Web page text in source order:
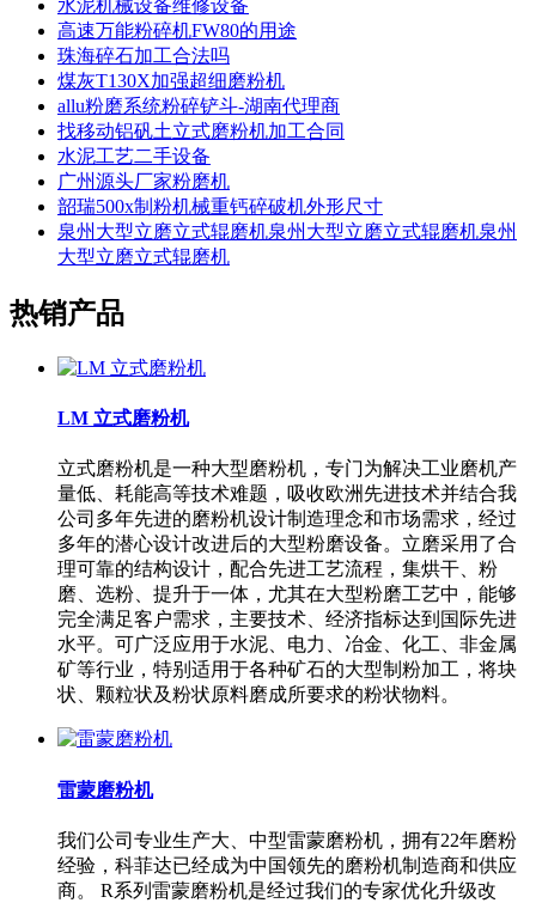
水泥机械设备维修设备
高速万能粉碎机FW80的用途
珠海碎石加工合法吗
煤灰T130X加强超细磨粉机
allu粉磨系统粉碎铲斗-湖南代理商
找移动铝矾土立式磨粉机加工合同
水泥工艺二手设备
广州源头厂家粉磨机
韶瑞500x制粉机械重钙碎破机外形尺寸
泉州大型立磨立式辊磨机泉州大型立磨立式辊磨机泉州
大型立磨立式辊磨机
热销产品
LM 立式磨粉机
立式磨粉机是一种大型磨粉机，专门为解决工业磨机产
量低、耗能高等技术难题，吸收欧洲先进技术并结合我
公司多年先进的磨粉机设计制造理念和市场需求，经过
多年的潜心设计改进后的大型粉磨设备。立磨采用了合
理可靠的结构设计，配合先进工艺流程，集烘干、粉
磨、选粉、提升于一体，尤其在大型粉磨工艺中，能够
完全满足客户需求，主要技术、经济指标达到国际先进
水平。可广泛应用于水泥、电力、冶金、化工、非金属
矿等行业，特别适用于各种矿石的大型制粉加工，将块
状、颗粒状及粉状原料磨成所要求的粉状物料。
雷蒙磨粉机
我们公司专业生产大、中型雷蒙磨粉机，拥有22年磨粉
经验，科菲达已经成为中国领先的磨粉机制造商和供应
商。 R系列雷蒙磨粉机是经过我们的专家优化升级改